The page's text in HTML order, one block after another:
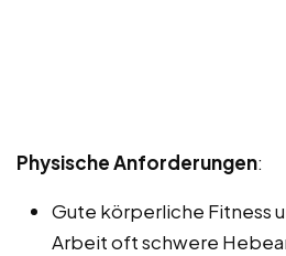
Physische Anforderungen:
Gute körperliche Fitness
Arbeit oft schwere